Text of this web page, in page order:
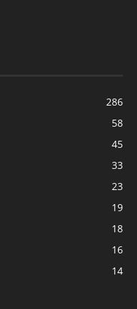
286
58
45
33
23
19
18
16
14